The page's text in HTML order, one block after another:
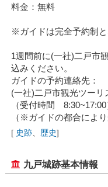
料金：無料
※ガイドは完全予約制と
1週間前に(一社)二戸市
込みください。
ガイドの予約連絡先：
(一社)二戸市観光ツー
（受付時間 8:30~17:00
（※ガイドの都合によ
[ 史跡、 歴史]
九戸城跡基本情報